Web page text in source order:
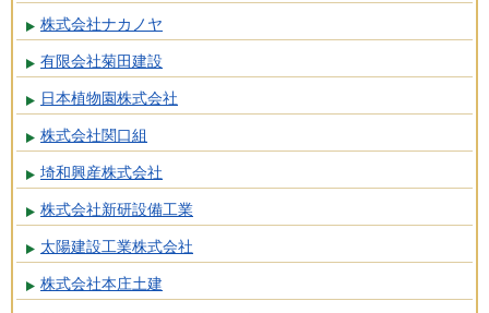
株式会社ナカノヤ
有限会社菊田建設
日本植物園株式会社
株式会社関口組
埼和興産株式会社
株式会社新研設備工業
太陽建設工業株式会社
株式会社本庄土建